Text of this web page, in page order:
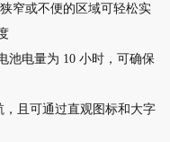
窄或不便的区域可轻松实
池电量为 10 小时，可确保
，且可通过直观图标和大字